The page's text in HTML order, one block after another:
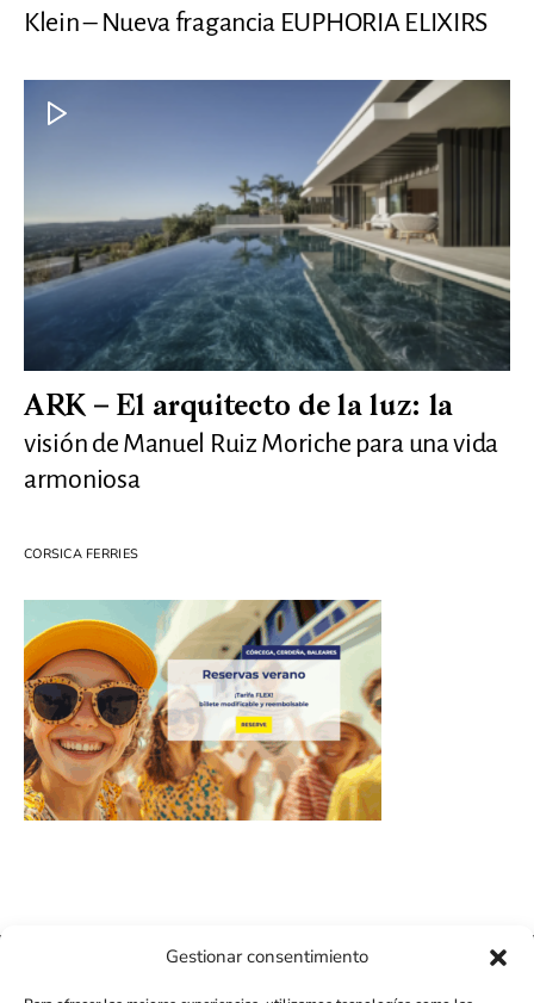
Gestionar consentimiento
Klein – Nueva fragancia EUPHORIA ELIXIRS
ARK – El arquitecto de la luz: la
visión de Manuel Ruiz Moriche para una vida
armoniosa
CORSICA FERRIES